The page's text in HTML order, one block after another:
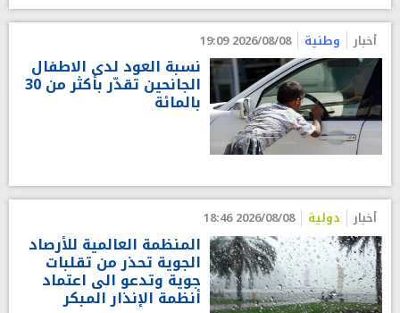
أخبار وطنية 2026/08/08 19:09
نسبة العود لدى الاطفال
الجانحين تقدّر بأكثر من 30
بالمائة
أخبار دولية 2026/08/08 18:46
المنظمة العالمية للأرصاد
الجوية تحذر من تقلبات
جوية وتدعو الى اعتماد
أنظمة الإنذار المبكر